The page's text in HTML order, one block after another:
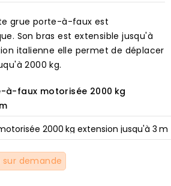
grue porte-à-faux est
Son bras est extensible jusqu'à
italienne elle permet de déplacer
2000 kg.
à-faux motorisée 2000 kg
sur demande